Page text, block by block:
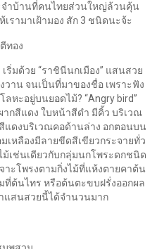
ำบ้านที่คนไทยส่วนใหญ่ล้วนคุ้น
รามาเฝ้ามอง สัก 3 ชนิดนะจ้ะ
เริ่มด้วย “ราชินีนกเมือง” แสนสวย
วาน จนเป็นที่มาของชื่อ เพราะฟัง
หะอยู่บนยอดไม้? “Angry bird”
กสีแดง ใบหน้าสีดำ มีคิ้ว บริเวณ
แดงบริเวณคอด้านล่าง อกตอนบน
เหลืองมีลายขีดสีเขียวกระจายทั่ว
ม้เช่นเดียวกับกลุ่มนกโพระดกชนิด
ะโพรงตามกิ่งไม้ที่แห้งตายคาต้น
ที่ต้นไทร หรือต้นตะขบฝรั่งออกผล
แสนสวยนี้ได้จำนวนมาก